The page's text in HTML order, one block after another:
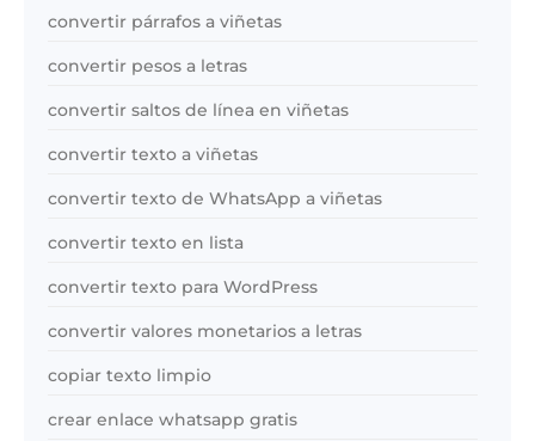
convertir párrafos a viñetas
convertir pesos a letras
convertir saltos de línea en viñetas
convertir texto a viñetas
convertir texto de WhatsApp a viñetas
convertir texto en lista
convertir texto para WordPress
convertir valores monetarios a letras
copiar texto limpio
crear enlace whatsapp gratis